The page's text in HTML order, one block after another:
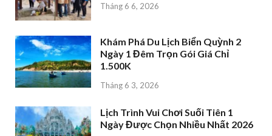
Tháng 6 6, 2026
Khám Phá Du Lịch Biển Quỳnh 2
Ngày 1 Đêm Trọn Gói Giá Chỉ
1.500K
Tháng 6 3, 2026
Lịch Trình Vui Chơi Suối Tiên 1
Ngày Được Chọn Nhiều Nhất 2026